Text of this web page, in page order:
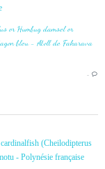
…
(Cheilodipterus
- Polynésie française